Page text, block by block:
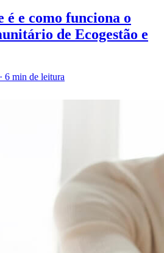
é e como funciona o
de Ecogestão e
· 6 min de leitura